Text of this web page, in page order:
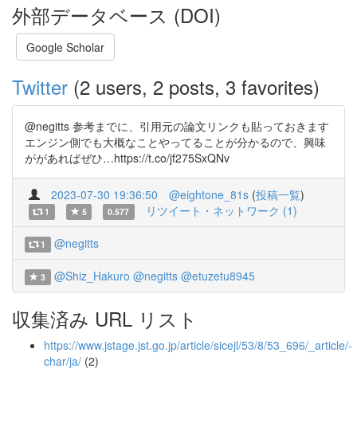
外部データベース (DOI)
Google Scholar
Twitter (2 users, 2 posts, 3 favorites)
@negitts 参考までに、引用元の論文リンクも貼っておきます
エンジン側でも大概なことやってることが分かるので、興味
ががあればぜひ…https://t.co/jf275SxQNv
2023-07-30 19:36:50 @eightone_81s (投稿一覧)
1 5 0.577 リツイート・ネットワーク (1)
1 @negitts
3 @Shiz_Hakuro @negitts @etuzetu8945
収集済み URL リスト
https://www.jstage.jst.go.jp/article/sicejl/53/8/53_696/_article/-
char/ja/ (2)